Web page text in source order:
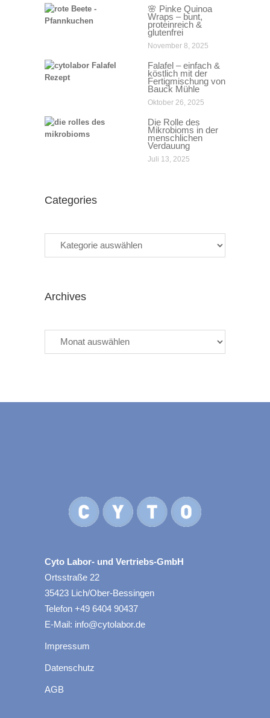
🌸 Pinke Quinoa
Wraps – bunt,
proteinreich &
glutenfrei
November 8, 2025
Falafel – einfach &
köstlich mit der
Fertigmischung von
Bauck Mühle
Oktober 26, 2025
Die Rolle des
Mikrobioms in der
menschlichen
Verdauung
Juli 13, 2025
Categories
Archives
Cyto Labor- und Vertriebs-GmbH
Ortsstraße 22
35423 Lich/Ober-Bessingen
Telefon +49 6404 90437
E-Mail: info@cytolabor.de
Impressum
Datenschutz
AGB